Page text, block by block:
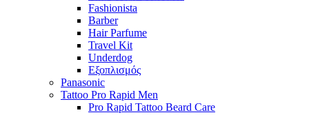
Fashionista
Barber
Hair Parfume
Travel Kit
Underdog
Εξοπλισμός
Panasonic
Tattoo Pro Rapid Men
Pro Rapid Tattoo Beard Care